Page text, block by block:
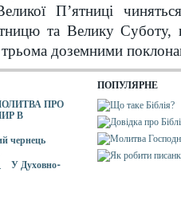
П’ятниці
та Велику Суботу,
доземними
ПРО
В
чернець
У Духовно-
ПОПУЛЯРНЕ